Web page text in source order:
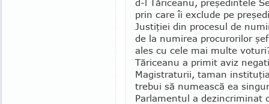
d-l Tăriceanu, preşedintele
prin care îi exclude pe
Justiţiei din procesul de
de la numirea procu­rorilor
ales cu cele mai multe
Tăriceanu a primit aviz
Magistraturii, taman
trebui să numească ea
Parlamentul a dezin­criminat